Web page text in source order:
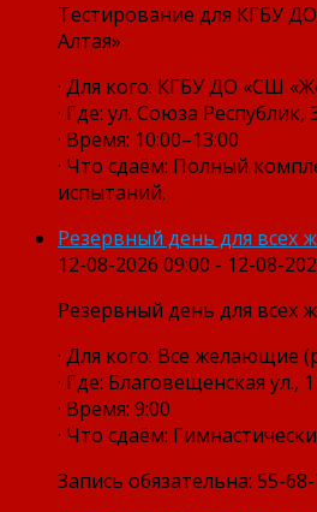
Тестирование для КГБУ
Алтая»
· Для кого: КГБУ ДО «СШ
· Где: ул. Союза Республик,
· Время: 10:00–13:00
· Что сдаём: Полный
испытаний.
Резервный день для всех
12-08-2026 09:00 - 12-08-
Резервный день для всех
· Для кого: Все желающие
· Где: Благовещенская ул.,
· Время: 9:00
· Что сдаём:
Запись обязательна: 55-